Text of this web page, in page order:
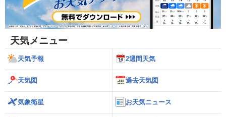
天気メニュー
天気予報 2週間天気
天気図 過去天気図
気象衛星 お天気ニュース